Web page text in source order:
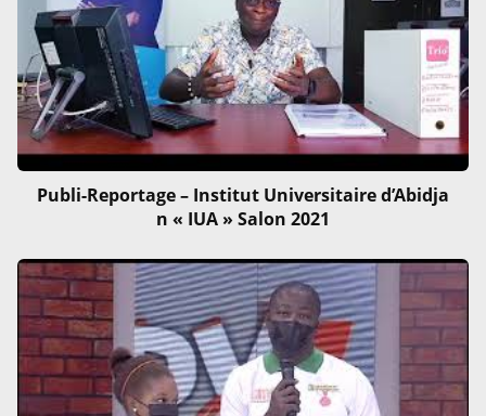
Publi-Reportage – Institut Universitaire d’Abidja
n « IUA » Salon 2021